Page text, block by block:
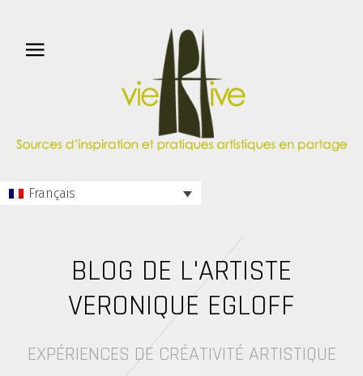
Français
BLOG DE L'ARTISTE
VERONIQUE EGLOFF
EXPÉRIENCES DE CRÉATIVITÉ ARTISTIQUE